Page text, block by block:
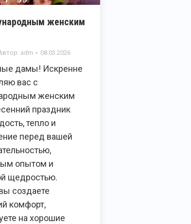
женским
adm 08.03.2026
дамы! Искренне
вас с
женским
праздник
тепло и
перед вашей
опытом и
щедростью.
создаете
комфорт,
на хорошие